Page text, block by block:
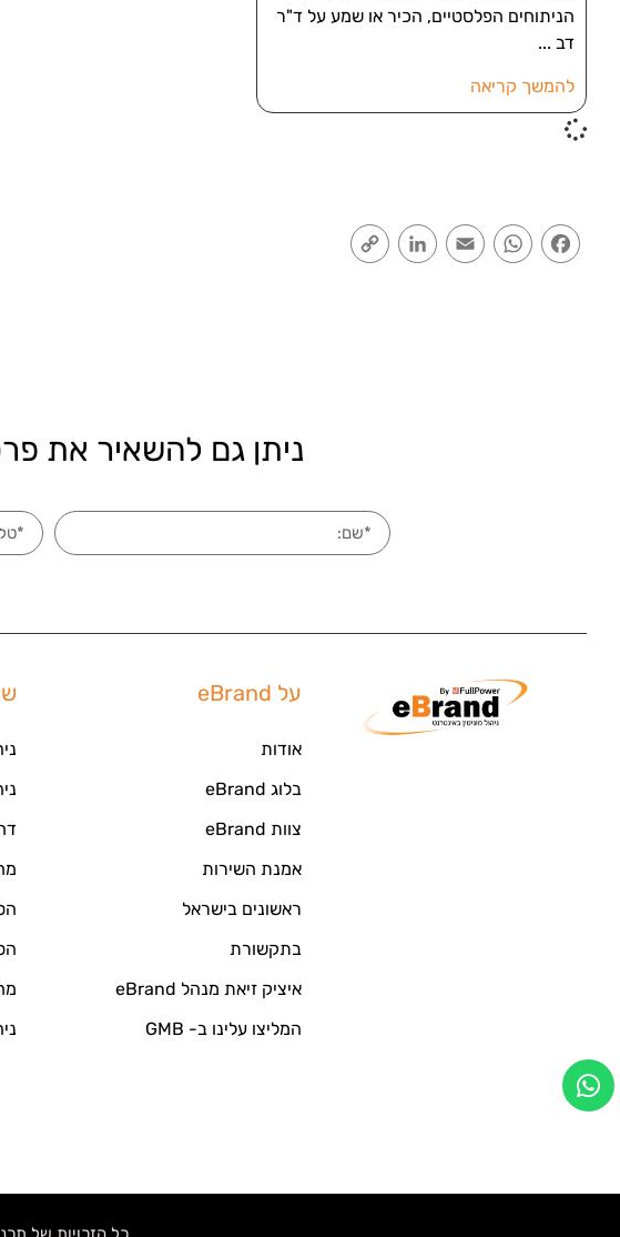
הניתוחים הפלסטיים, הכיר או שמע על ד"ר
דב
להמשך קריאה
Facebook
WhatsApp
Email
LinkedIn
ניתן גם להשאיר את
על eBrand
אודות
בלוג eBrand
צוות eBrand
אמנת השירות
ראשונים בישראל
בתקשורת
איציק זיאת מנהל eBrand
המליצו עלינו ב- GMB